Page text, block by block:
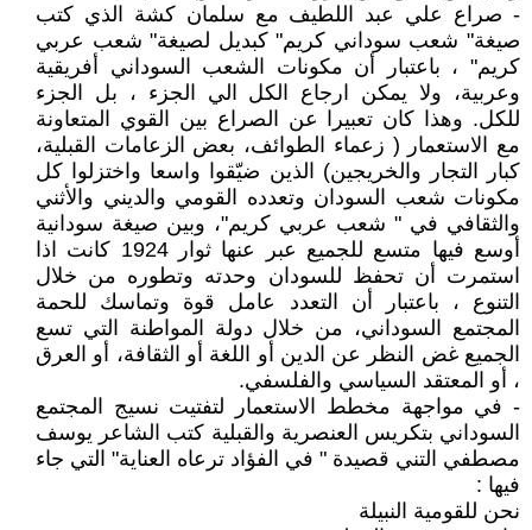
- صراع علي عبد اللطيف مع سلمان كشة الذي كتب
صيغة" شعب سوداني كريم" كبديل لصيغة" شعب عربي
كريم" ، باعتبار أن مكونات الشعب السوداني أفريقية
وعربية، ولا يمكن ارجاع الكل الي الجزء ، بل الجزء
للكل. وهذا كان تعبيرا عن الصراع بين القوي المتعاونة
مع الاستعمار ( زعماء الطوائف، بعض الزعامات القبلية،
كبار التجار والخريجين) الذين ضيّقوا واسعا واختزلوا كل
مكونات شعب السودان وتعدده القومي والديني والأثني
والثقافي في " شعب عربي كريم"، وبين صيغة سودانية
أوسع فيها متسع للجميع عبر عنها ثوار 1924 كانت اذا
استمرت أن تحفظ للسودان وحدته وتطوره من خلال
التنوع ، باعتبار أن التعدد عامل قوة وتماسك للحمة
المجتمع السوداني، من خلال دولة المواطنة التي تسع
الجميع غض النظر عن الدين أو اللغة أو الثقافة، أو العرق
، أو المعتقد السياسي والفلسفي.
- في مواجهة مخطط الاستعمار لتفتيت نسيج المجتمع
السوداني بتكريس العنصرية والقبلية كتب الشاعر يوسف
مصطفي التني قصيدة " في الفؤاد ترعاه العناية" التي جاء
فيها :
نحن للقومية النبيلة